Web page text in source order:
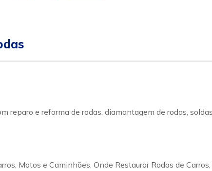
reparo e reforma de rodas, diamantagem de rodas,
Motos e Caminhões, Onde Restaurar Rodas de